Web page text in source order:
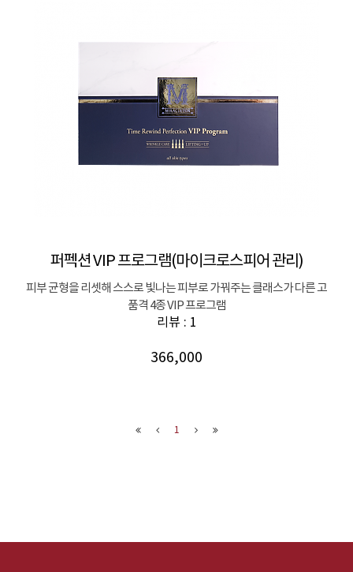
퍼펙션 VIP 프로그램(마이크로스피어 관리)
피부 균형을 리셋해 스스로 빛나는 피부로 가꿔주는 클래스가 다른 고
품격 4종 VIP 프로그램
리뷰 : 1
366,000
1